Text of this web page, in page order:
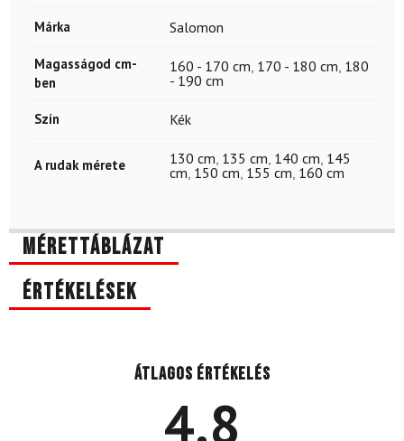
Márka Salomon
Magasságod cm-
ben
160 - 170 cm 170 - 180 cm 180
- 190 cm
Szín Kék
A rudak mérete 130 cm 135 cm 140 cm 145
cm 150 cm 155 cm 160 cm
Mérettáblázat
Értékelések
Átlagos értékelés
4.8